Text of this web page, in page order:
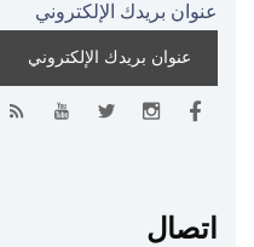
عنوان بريدك الإلكتروني
اتصال